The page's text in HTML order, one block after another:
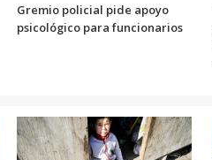
Gremio policial pide apoyo
psicológico para funcionarios